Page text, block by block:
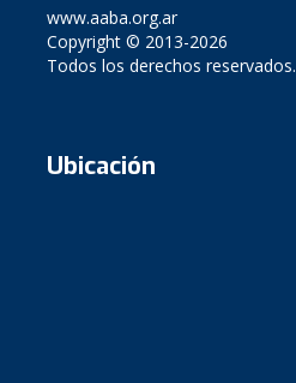
www.aaba.org.ar
Copyright © 2013-2026
Todos los derechos reservados.
Ubicación